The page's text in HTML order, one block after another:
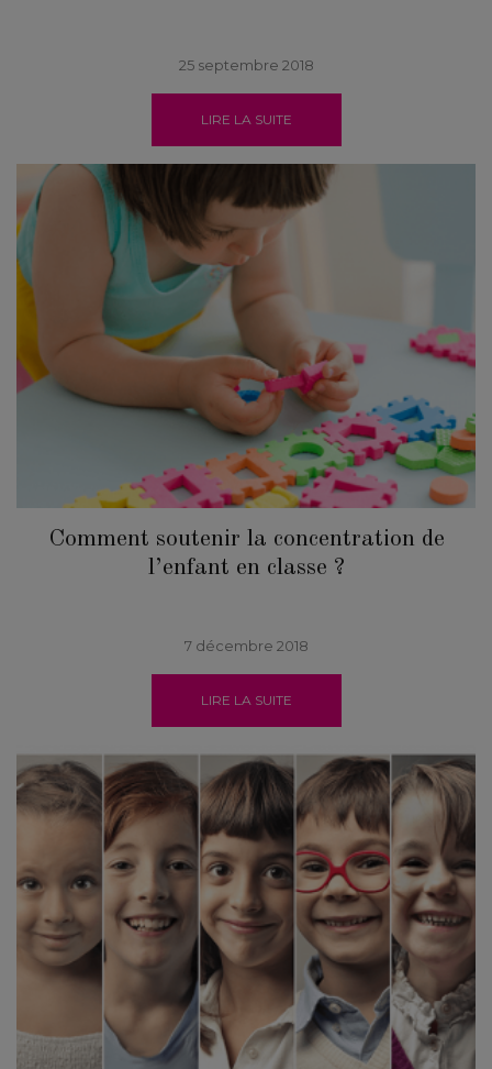
25 septembre 2018
LIRE LA SUITE
Comment soutenir la concentration de
l’enfant en classe ?
7 décembre 2018
LIRE LA SUITE